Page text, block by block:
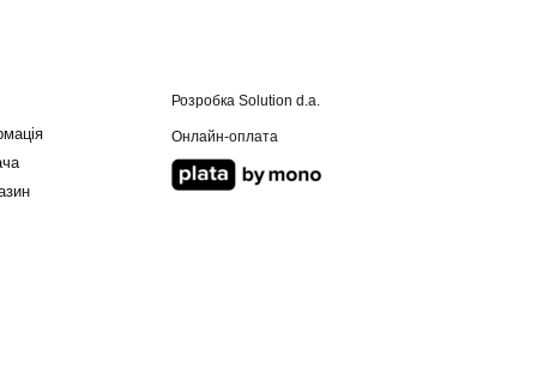
Розробка Solution d.a.
Онлайн-оплата